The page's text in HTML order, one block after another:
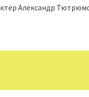
Александр